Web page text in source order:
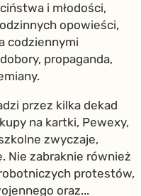
i młodości,
opowieści,
codziennymi
propaganda,
przez kilka dekad
na kartki, Pewexy,
zwyczaje,
Nie zabraknie również
protestów,
oraz...